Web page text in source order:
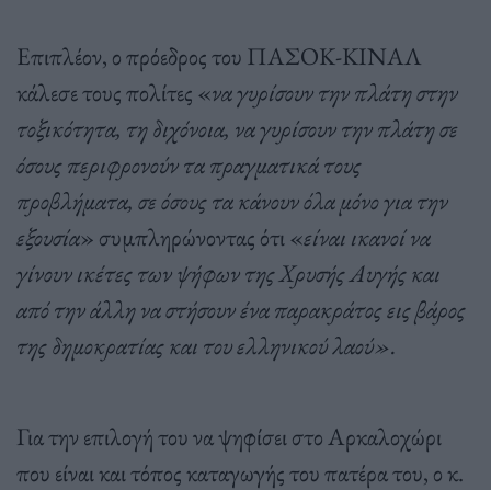
Επιπλέον, ο πρόεδρος του ΠΑΣΟΚ-ΚΙΝΑΛ
κάλεσε τους πολίτες «να γυρίσουν την πλάτη στην
τοξικότητα, τη διχόνοια, να γυρίσουν την πλάτη σε
όσους περιφρονούν τα πραγματικά τους
προβλήματα, σε όσους τα κάνουν όλα μόνο για την
εξουσία» συμπληρώνοντας ότι «είναι ικανοί να
γίνουν ικέτες των ψήφων της Χρυσής Αυγής και
από την άλλη να στήσουν ένα παρακράτος εις βάρος
της δημοκρατίας και του ελληνικού λαού».
Για την επιλογή του να ψηφίσει στο Αρκαλοχώρι
που είναι και τόπος καταγωγής του πατέρα του, ο κ.